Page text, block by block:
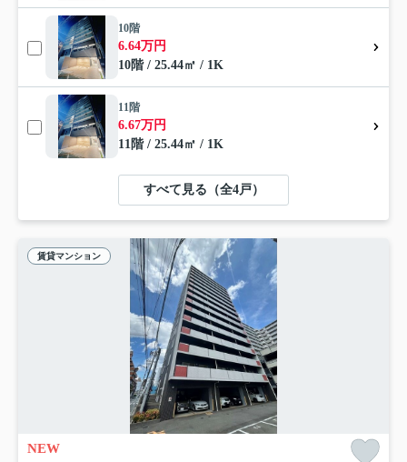
10階
6.64万円
10階 / 25.44㎡ / 1K
11階
6.67万円
11階 / 25.44㎡ / 1K
すべて見る（全4戸）
賃貸マンション
NEW